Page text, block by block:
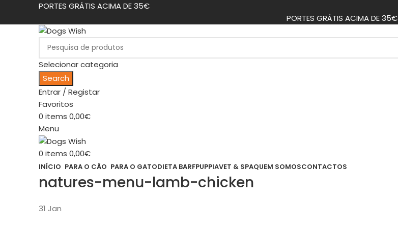
PORTES GRÁTIS ACIMA DE 35€
PORTES GRÁTIS ACIMA DE 35€
Selecionar categoria
Search
Entrar / Registar
Favoritos
0 items 0,00€
Menu
0 items 0,00€
INÍCIO PARA O CÃO PARA O GATODIETA BARFPUPPIAVET & SPAQUEM SOMOSCONTACTOS
natures-menu-lamb-chicken
31 Jan